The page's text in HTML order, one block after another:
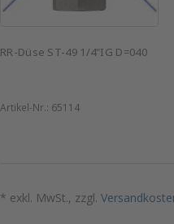
RR-Düse ST-49 1/4"IG D=040
Artikel-Nr.: 65114
* exkl. MwSt., zzgl.